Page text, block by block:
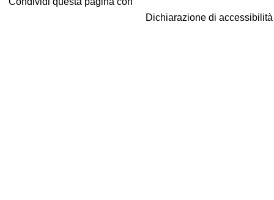
Dichiarazione di